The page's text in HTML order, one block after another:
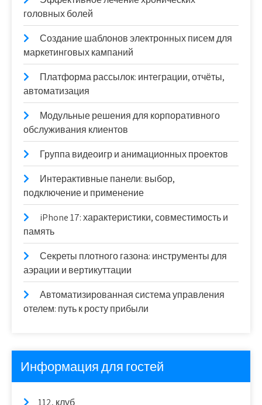
головных болей
Создание шаблонов электронных писем для
маркетинговых кампаний
Платформа рассылок: интеграции, отчёты,
автоматизация
Модульные решения для корпоративного
обслуживания клиентов
Группа видеоигр и анимационных проектов
Интерактивные панели: выбор,
подключение и применение
iPhone 17: характеристики, совместимость и
память
Секреты плотного газона: инструменты для
аэрации и вертикуттации
Автоматизированная система управления
отелем: путь к росту прибыли
Информация для гостей
112, клуб